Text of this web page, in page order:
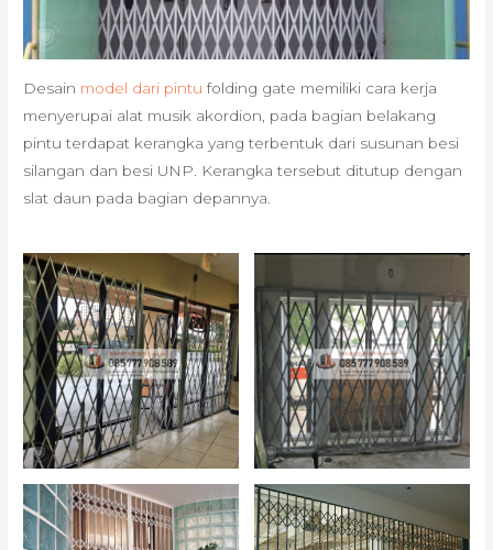
Desain model dari pintu folding gate memiliki cara kerja
menyerupai alat musik akordion, pada bagian belakang
pintu terdapat kerangka yang terbentuk dari susunan besi
silangan dan besi UNP. Kerangka tersebut ditutup dengan
slat daun pada bagian depannya.